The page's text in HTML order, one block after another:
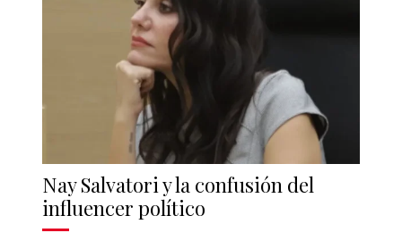
Nay Salvatori y la confusión del
influencer político